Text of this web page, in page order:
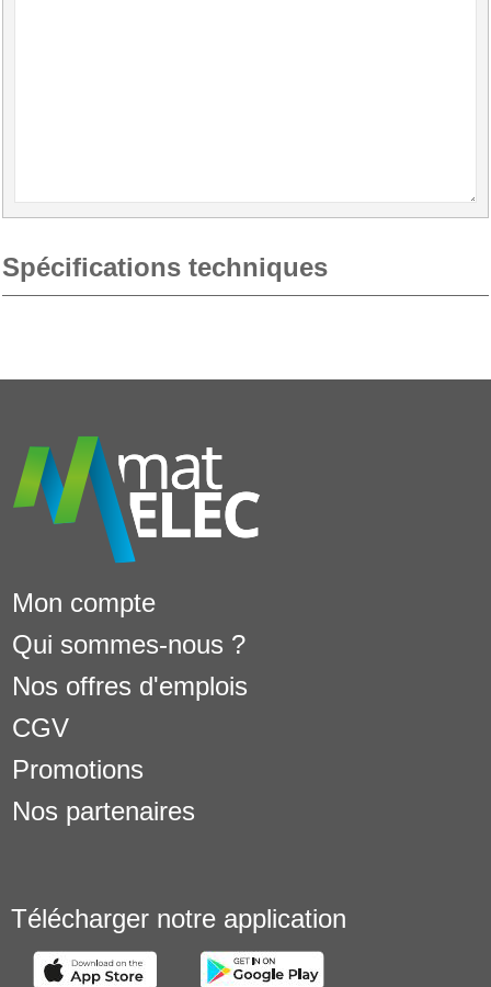
Spécifications techniques
Mon compte
Qui sommes-nous ?
Nos offres d'emplois
CGV
Promotions
Nos partenaires
Télécharger notre application